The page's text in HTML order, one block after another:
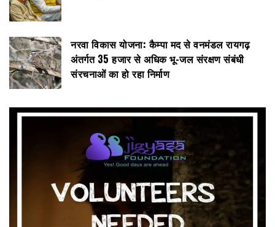
नरवा विकास योजना: कैम्पा मद से वनमंडल रायगढ़
अंतर्गत 35 हजार से अधिक भू-जल संरक्षण संबंधी
संरचनाओं का हो रहा निर्माण